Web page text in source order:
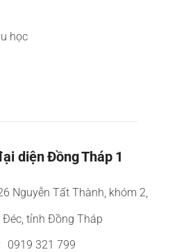
học
diện Đồng Tháp 1
Nguyễn Tất Thành, khóm 2,
Đéc, tỉnh Đồng Tháp
0919 321 799